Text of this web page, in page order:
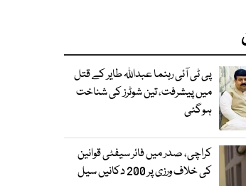
پی ٹی آئی رہنما عبداللہ طایر کے قتل
میں پیشرفت، تین شوٹرز کی شناخت
ہوگئی
کراچی، صدر میں فائر سیفٹی قوانین
کی خلاف ورزی پر 200 دکانیں سیل